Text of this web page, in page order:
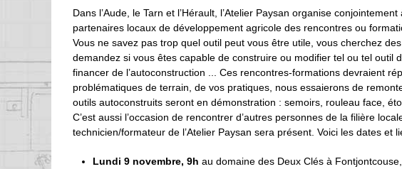
Dans l’Aude, le Tarn et l’Hérault, l’Atelier Paysan organise conjointement
partenaires locaux de développement agricole des rencontres ou
Vous ne savez pas trop quel outil peut vous être utile, vous cherchez
demandez si vous êtes capable de construire ou modifier tel ou tel outil
financer de l’autoconstruction ... Ces rencontres-formations devraient
problématiques de terrain, de vos pratiques, nous essaierons de
outils autoconstruits seront en démonstration : semoirs, rouleau face,
C’est aussi l’occasion de rencontrer d’autres personnes de la filière
technicien/formateur de l’Atelier Paysan sera présent. Voici les dates et
Lundi 9 novembre, 9h au domaine des Deux Clés à